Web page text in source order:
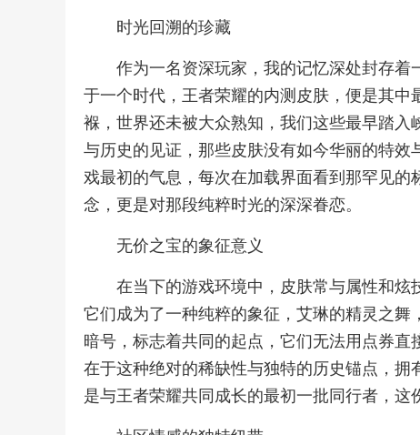
时光回溯的珍藏
作为一名资深玩家，我的记忆深处封存
于一个时代，王者荣耀的内测皮肤，便是其
褓，世界还未被大众熟知，我们这些最早踏
与历史的见证，那些皮肤没有如今华丽的特
戏最初的气息，每次在加载界面看到那罕见
念，更是对那段纯粹时光的深深眷恋。
无价之宝的象征意义
在当下的游戏环境中，皮肤常与属性和炫
它们成为了一种纯粹的象征，艾琳的精灵之
暗号，标志着共同的起点，它们无法用点券
在于这种绝对的稀缺性与独特的历史锚点，拥
是与王者荣耀共同成长的最初一批同行者，这